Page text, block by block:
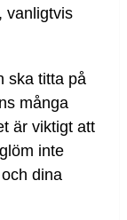
vanligtvis
ska titta på
många
är viktigt att
inte
dina